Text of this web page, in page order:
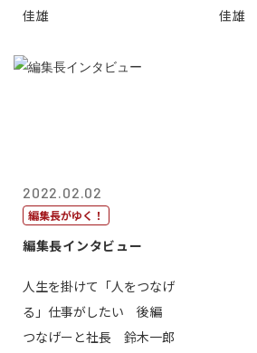
佳雄
佳雄
2022.02.02
編集長がゆく！
編集長インタビュー
人生を掛けて「人をつなげ
る」仕事がしたい 後編
つなげーと社長 鈴木一郎